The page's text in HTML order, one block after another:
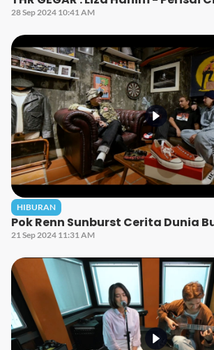
28 Sep 2024 10:41 AM
HIBURAN
Pok Renn Sunburst Cerita Dunia
21 Sep 2024 11:31 AM